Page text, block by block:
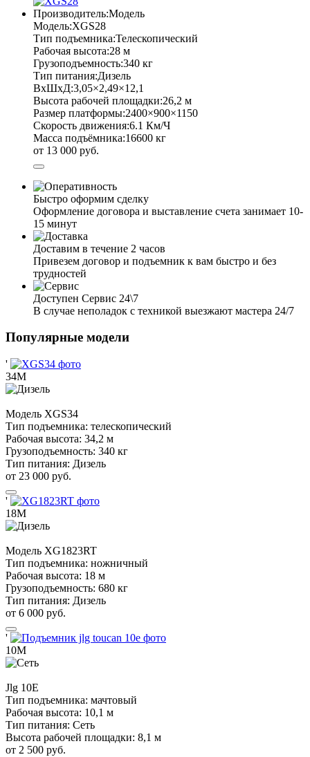
Производитель:Модель
Модель:XGS28
Тип подъемника:Телескопический
Рабочая высота:28 м
Грузоподъемность:340 кг
Тип питания:Дизель
ВхШхД:3,05×2,49×12,1
Высота рабочей площадки:26,2 м
Размер платформы:2400×900×1150
Скорость движения:6.1 Км/Ч
Масса подъёмника:16600 кг
от 13 000 руб.
Быстро оформим сделку
Оформление договора и выставление счета занимает 10-
15 минут
Доставим в течение 2 часов
Привезем договор и подъемник к вам быстро и без
трудностей
Доступен Сервис 24\7
В случае неполадок с техникой выезжают мастера 24/7
Популярные модели
'
34М
Модель XGS34
Тип подъемника: телескопический
Рабочая высота: 34,2 м
Грузоподъемность: 340 кг
Тип питания: Дизель
от 23 000 руб.
'
18М
Модель XG1823RT
Тип подъемника: ножничный
Рабочая высота: 18 м
Грузоподъемность: 680 кг
Тип питания: Дизель
от 6 000 руб.
'
10М
Jlg 10E
Тип подъемника: мачтовый
Рабочая высота: 10,1 м
Тип питания: Сеть
Высота рабочей площадки: 8,1 м
от 2 500 руб.